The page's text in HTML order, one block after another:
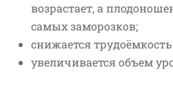
возрастает, а
самых заморозков;
снижается
увеличивается объем